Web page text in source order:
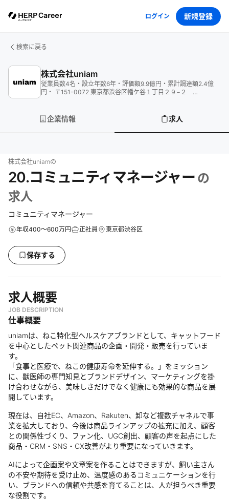
ログイン 新規登録
検索に戻る
株式会社uniam
従業員数4名 ・ 設立年数6年 ・ 評価額9.9億円 ・ 累計調達額2.4億
円 ・
〒151-0072 東京都渋谷区幡ケ谷１丁目２９−２
企業情報 求人
株式会社uniamの
20.コミュニティマネージャー の
求人
コミュニティマネージャー
年収400～600万円 正社員 東京都渋谷区
保存する
求人概要
JOB DESCRIPTION
仕事概要
uniamは、ねこ特化型ヘルスケアブランドとして、キャットフード
を中心としたペット関連商品の企画・開発・販売を行っていま
す。
「食事と医療で、ねこの健康寿命を延伸する。」をミッション
に、獣医師の専門知見とブランドデザイン、マーケティングを掛
け合わせながら、美味しさだけでなく健康にも効果的な商品を展
開しています。
現在は、自社EC、Amazon、Rakuten、卸など複数チャネルで事
業を拡大しており、今後は商品ラインアップの拡充に加え、顧客
との関係性づくり、ファン化、UGC創出、顧客の声を起点にした
商品・CRM・SNS・CX改善がより重要になっていきます。
AIによって企画案や文章案を作ることはできますが、飼い主さん
の不安や期待を受け止め、温度感のあるコミュニケーションを行
い、ブランドへの信頼や共感を育てることは、人が担うべき重要
な役割です。